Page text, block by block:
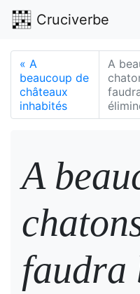
Cruciverbe
« A
beaucoup de
châteaux
inhabités
A
A
faudra